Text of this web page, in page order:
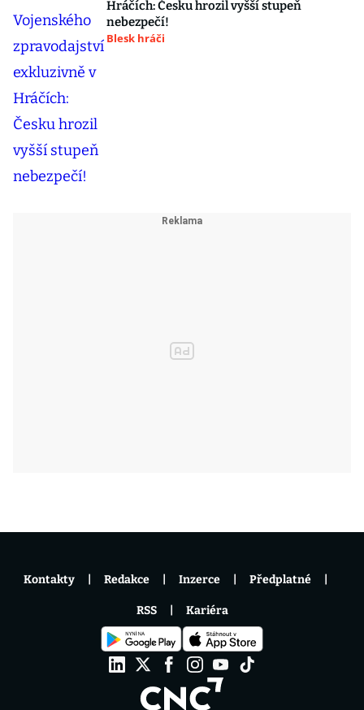
Hráčích: Česku hrozil vyšší stupeň
nebezpečí!
Blesk hráči
Kontakty Redakce Inzerce Předplatné
RSS Kariéra